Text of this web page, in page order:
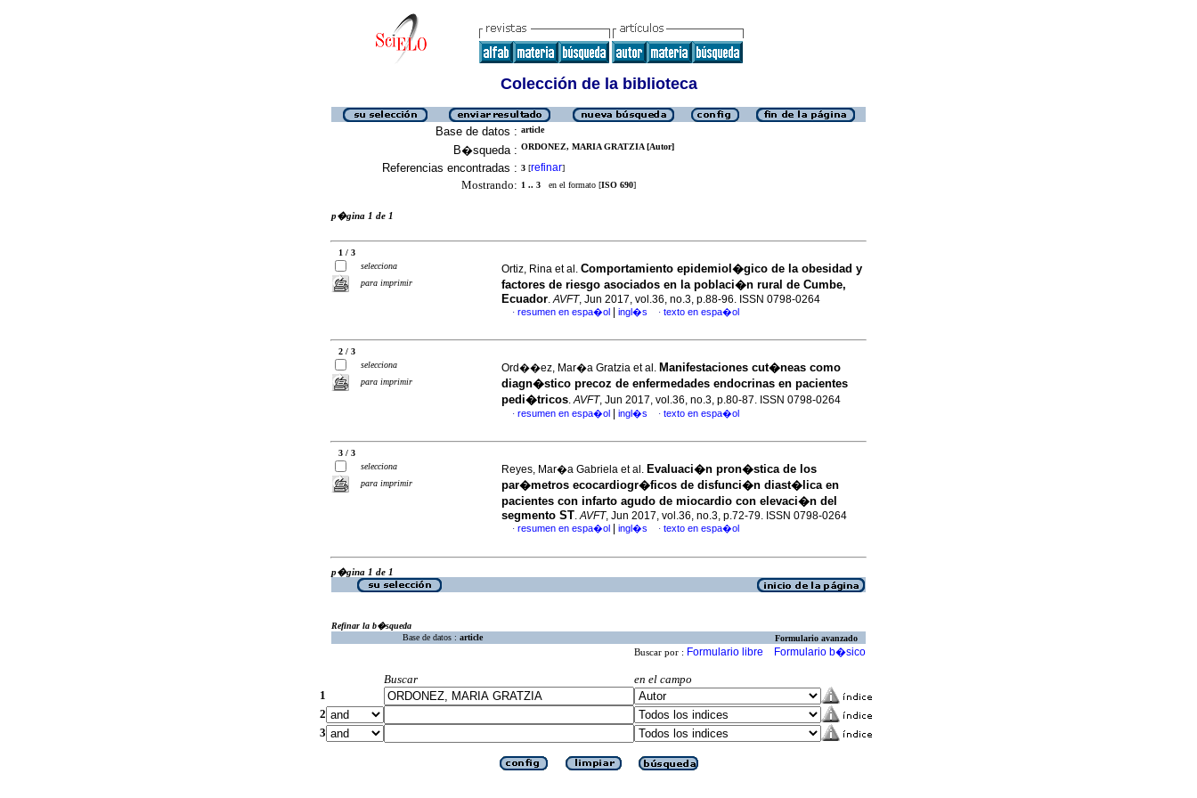
Colección de la biblioteca
Base de datos : article
B�squeda : ORDONEZ, MARIA GRATZIA [Autor]
Referencias encontradas : 3 [refinar]
Mostrando: 1 .. 3 en el formato [ISO 690]
p�gina 1 de 1
1 / 3
selecciona
para imprimir
Ortiz, Rina et al. Comportamiento epidemiol�gico de la obesidad y
factores de riesgo asociados en la poblaci�n rural de Cumbe,
Ecuador.AVFT, Jun 2017, vol.36, no.3, p.88-96. ISSN 0798-0264
· resumen en espa�ol ingl�s · texto en espa�ol
2 / 3
selecciona
para imprimir
Ord��ez, Mar�a Gratzia et al. Manifestaciones cut�neas como
diagn�stico precoz de enfermedades endocrinas en pacientes
pedi�tricos.AVFT, Jun 2017, vol.36, no.3, p.80-87. ISSN 0798-0264
· resumen en espa�ol ingl�s · texto en espa�ol
3 / 3
selecciona
para imprimir
Reyes, Mar�a Gabriela et al. Evaluaci�n pron�stica de los
par�metros ecocardiogr�ficos de disfunci�n diast�lica en
pacientes con infarto agudo de miocardio con elevaci�n del
segmento ST.AVFT, Jun 2017, vol.36, no.3, p.72-79. ISSN 0798-0264
· resumen en espa�ol ingl�s · texto en espa�ol
p�gina 1 de 1
Refinar la b�squeda
Base de datos : article Formulario avanzado
Buscar por : Formulario libre Formulario b�sico
Buscar
en el campo
1
2
3